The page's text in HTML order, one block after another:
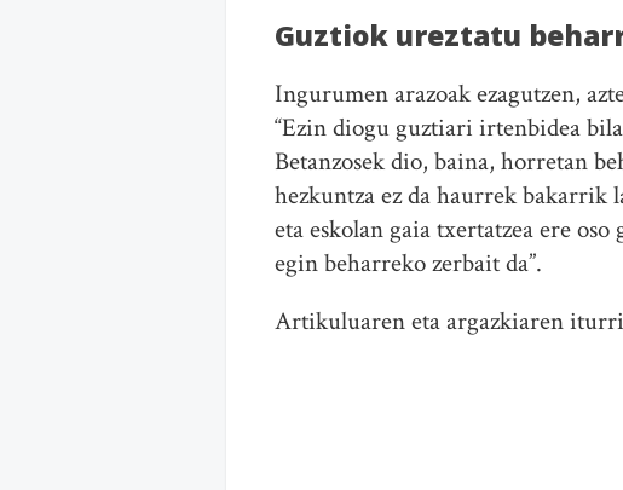
Guztiok ureztatu
Ingurumen arazoak ezagutzen,
“Ezin diogu guztiari irtenbidea
Betanzosek dio, baina, horretan
hezkuntza ez da haurrek bakarrik
eta eskolan gaia txertatzea ere
egin beharreko zerbait da”.
Artikuluaren eta argazkiaren